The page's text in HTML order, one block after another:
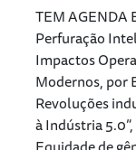
TEM AGENDA
Perfuração
Impactos
Modernos, por
Revoluções
à Indústria